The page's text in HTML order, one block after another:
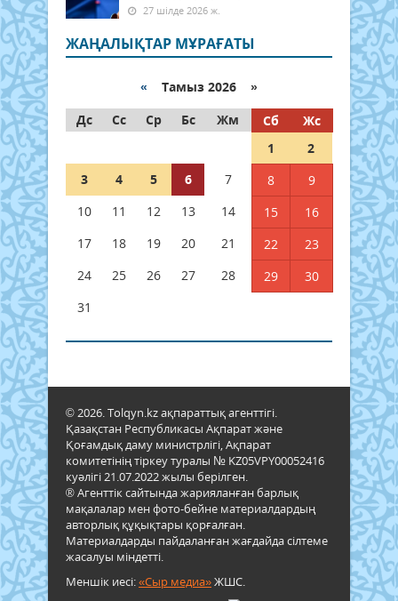
27 шілде 2026 ж.
ЖАҢАЛЫҚТАР МҰРАҒАТЫ
« Тамыз 2026 »
Дс
Сс Ср Бс Жм Сб
Жс
1
2
3
4 5 6 7 8
9
10
11 12 13 14 15
16
17
18 19 20 21 22
23
24
25 26 27 28 29
30
31
© 2026. Tolqyn.kz ақпараттық агенттігі.
Қазақстан Республикасы Ақпарат және
Қоғамдық даму министрлігі, Ақпарат
комитетінің тіркеу туралы № KZ05VPY00052416
куәлігі 21.07.2022 жылы берілген.
® Агенттік сайтында жарияланған барлық
мақалалар мен фото-бейне материалдардың
авторлық құқықтары қорғалған.
Материалдарды пайдаланған жағдайда сілтеме
жасалуы міндетті.
Меншік иесі:«Сыр медиа»ЖШС.